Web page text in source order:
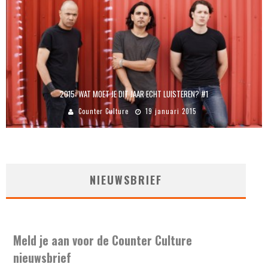
2015: WAT MOET JE DIT JAAR ECHT LUISTEREN? #1
Counter Culture 19 januari 2015
NIEUWSBRIEF
Meld je aan voor de Counter Culture
nieuwsbrief